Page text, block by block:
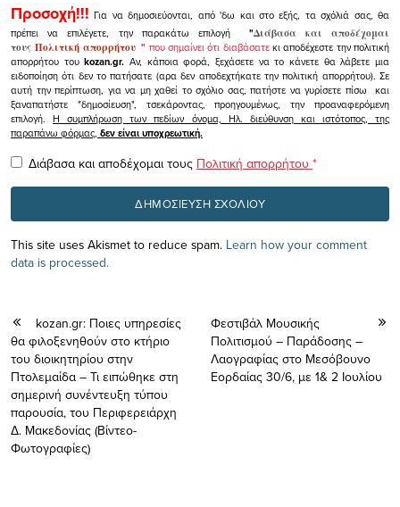
Προσοχή!!! Για να δημοσιεύονται, από 'δω και στο εξής, τα σχόλιά σας, θα
πρέπει να επιλέγετε, την παρακάτω επιλογή
"Διάβασα και αποδέχομαι
τουςΠολιτική απορρήτου" που σημαίνει ότι διαβάσατεκι αποδέχεστε την πολιτική
απορρήτου τουkozan.gr. Αν, κάποια φορά, ξεχάσετε να το κάνετε θα λάβετε μια
ειδοποίηση ότι δεν το πατήσατε (αρα δεν αποδεχτήκατε την πολιτική απορρήτου). Σε
αυτή την περίπτωση, για να μη χαθεί το σχόλιο σας, πατήστε να γυρίσετε πίσω και
ξαναπατήστε "δημοσίευση", τσεκάροντας, προηγουμένως, την προαναφερόμενη
επιλογή.Η συμπλήρωση των πεδίων όνομα, Ηλ. διεύθυνση και ιστότοπος, της
παραπάνω φόρμας, δεν είναι υποχρεωτική.
Διάβασα και αποδέχομαι τους Πολιτική απορρήτου *
This site uses Akismet to reduce spam. Learn how your comment
data is processed.
kozan.gr: Ποιες υπηρεσίες
θα φιλοξενηθούν στο κτήριο
του διοικητηρίου στην
Πτολεμαίδα – Τι ειπώθηκε στη
σημερινή συνέντευξη τύπου
παρουσία, του Περιφερειάρχη
Δ. Μακεδονίας (Βίντεο-
Φωτογραφίες)
Φεστιβάλ Μουσικής
Πολιτισμού – Παράδοσης –
Λαογραφίας στο Μεσόβουνο
Εορδαίας 30/6, με 1& 2 Ιουλίου